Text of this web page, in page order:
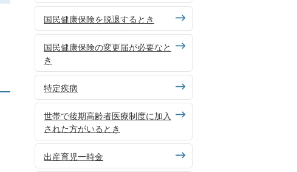
国民健康保険を脱退するとき
国民健康保険の変更届が必要なと
き
特定疾病
世帯で後期高齢者医療制度に加入
された方がいるとき
出産育児一時金